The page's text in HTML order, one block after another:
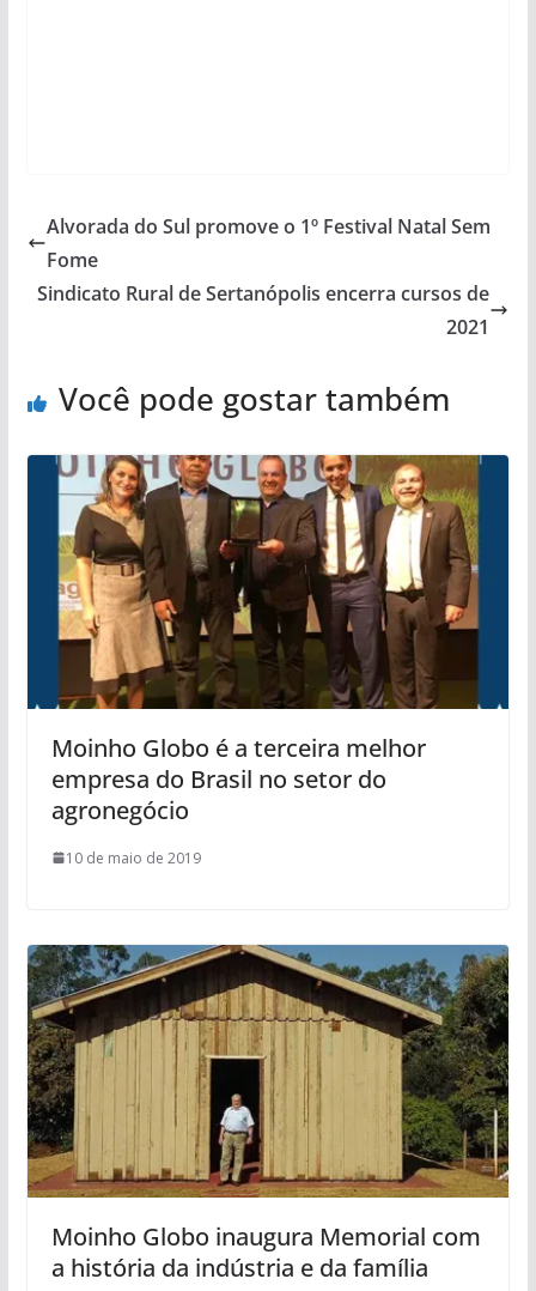
Alvorada do Sul promove o 1º Festival Natal Sem
Fome
Sindicato Rural de Sertanópolis encerra cursos de
2021
Você pode gostar também
Moinho Globo é a terceira melhor
empresa do Brasil no setor do
agronegócio
10 de maio de 2019
Moinho Globo inaugura Memorial com
a história da indústria e da família